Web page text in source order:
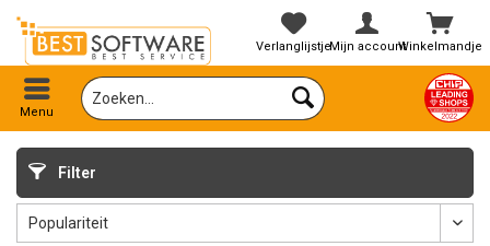
Winkelmandje
VerlanglijstjeMijn account
Menu
Filter